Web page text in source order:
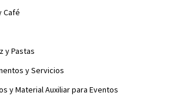
Café
y Pastas
y Servicios
y Material Auxiliar para Eventos